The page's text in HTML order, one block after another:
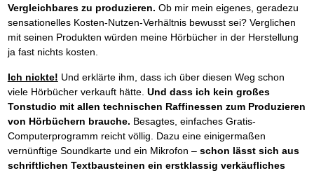
Vergleichbares zu produzieren. Ob mir mein eigenes, geradezu
sensationelles Kosten-Nutzen-Verhältnis bewusst sei? Verglichen
mit seinen Produkten würden meine Hörbücher in der Herstellung
ja fast nichts kosten.
Ich nickte! Und erklärte ihm, dass ich über diesen Weg schon
viele Hörbücher verkauft hätte. Und dass ich kein großes
Tonstudio mit allen technischen Raffinessen zum Produzieren
von Hörbüchern brauche. Besagtes, einfaches Gratis-
Computerprogramm reicht völlig. Dazu eine einigermaßen
vernünftige Soundkarte und ein Mikrofon – schon lässt sich aus
schriftlichen Textbausteinen ein erstklassig verkäufliches